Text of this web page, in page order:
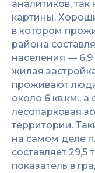
аналитиков,
картины.
в котором
района
населения — 6,9
жилая
проживают
около 6 кв.км., а
лесопарковая
территории.
на самом деле
составляет 29,5
показатель в